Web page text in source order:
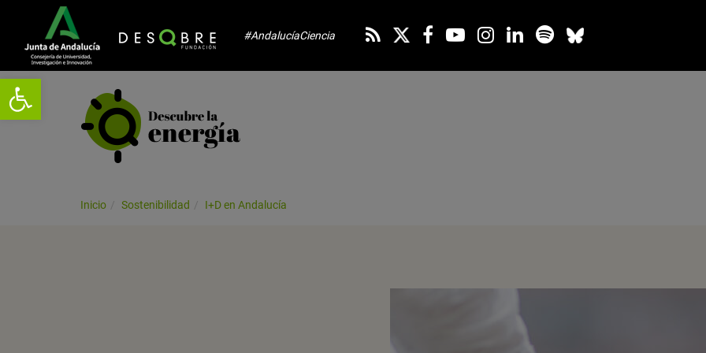
Abrir barra de herramientas
#AndalucíaCiencia
Inicio Sostenibilidad I+D en Andalucía